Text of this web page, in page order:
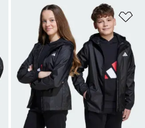
Dodaj do listy życzeń